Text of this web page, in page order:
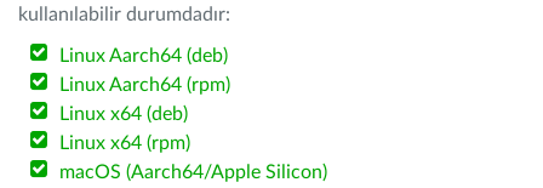
kullanılabilir durumdadır:
Linux Aarch64 (deb)
Linux Aarch64 (rpm)
Linux x64 (deb)
Linux x64 (rpm)
macOS (Aarch64/Apple Silicon)